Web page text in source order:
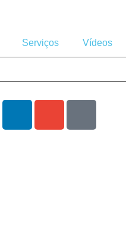
Serviços Vídeos